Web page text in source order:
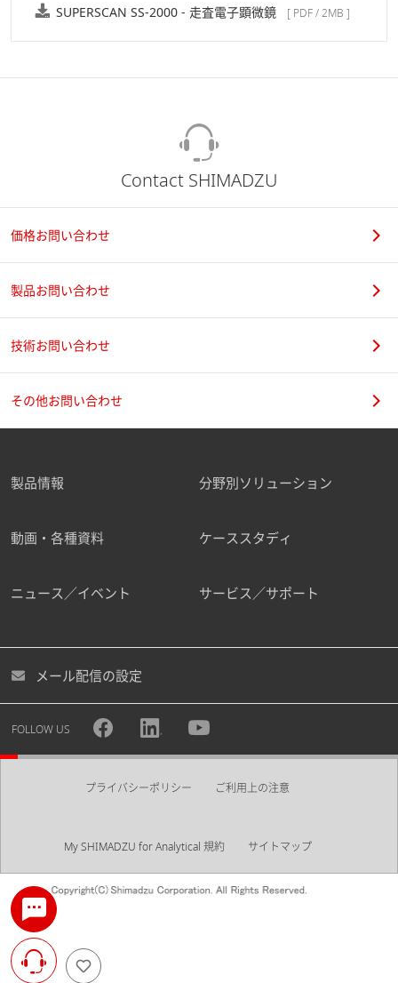
SUPERSCAN SS-2000 - 走査電子顕微鏡 [ PDF / 2MB ]
Contact SHIMADZU
価格お問い合わせ
製品お問い合わせ
技術お問い合わせ
その他お問い合わせ
製品情報 分野別ソリューション
動画・各種資料 ケーススタディ
ニュース／イベント サービス／サポート
メール配信の設定
FOLLOW US
プライバシーポリシー ご利用上の注意
My SHIMADZU for Analytical 規約 サイトマップ